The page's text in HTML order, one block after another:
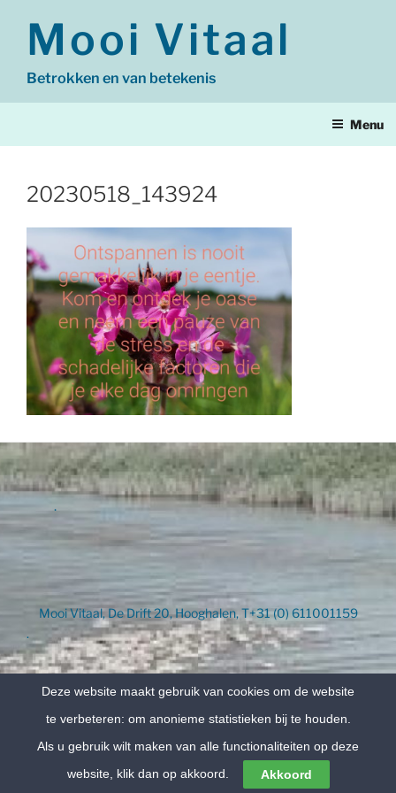
inhoud
Mooi Vitaal
Betrokken en van betekenis
Menu
20230518_143924
.
Mooi Vitaal, De Drift 20, Hooghalen, T+31 (0) 611001159
.
Deze website maakt gebruik van cookies om de website
te verbeteren: om anonieme statistieken bij te houden.
Als u gebruik wilt maken van alle functionaliteiten op deze
website, klik dan op akkoord.
Akkoord